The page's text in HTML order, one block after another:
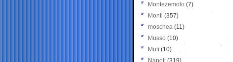
Montezemolo (7)
Monti (357)
moschea (11)
Musso (10)
Muti (10)
Napoli (319)